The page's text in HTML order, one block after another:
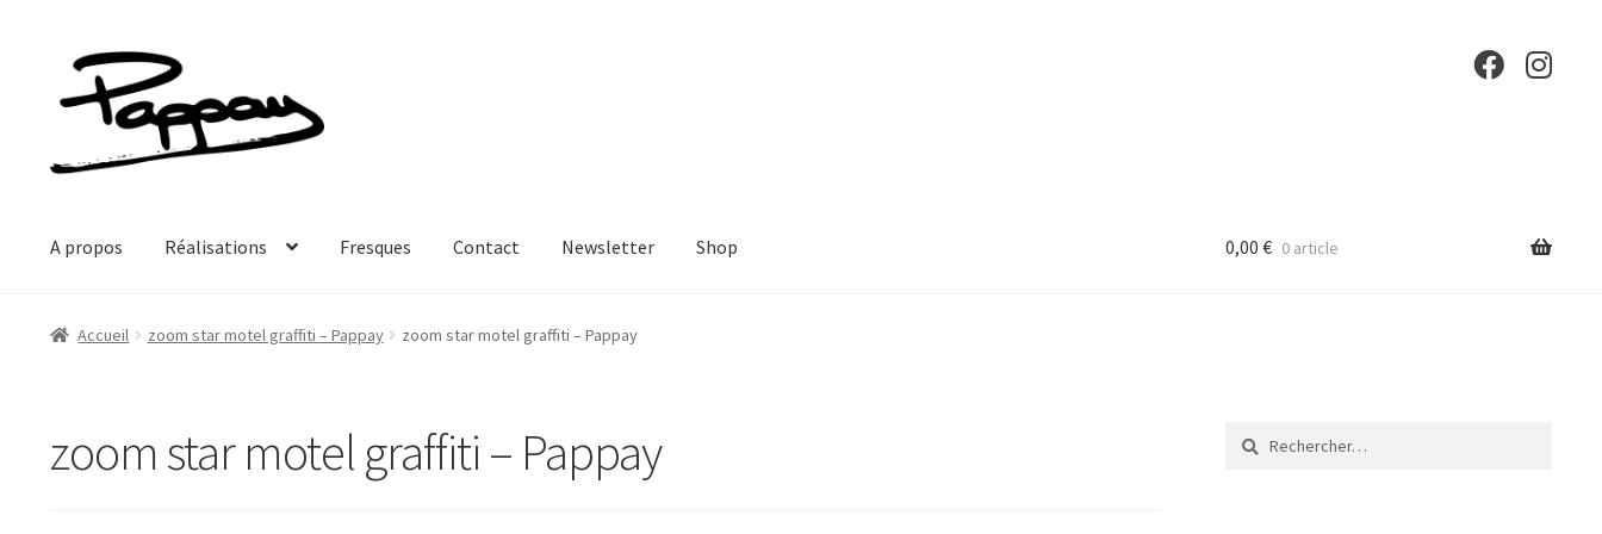
Aller
navigation
Aller
au
contenu
A propos Réalisations Fresques Contact Newsletter Shop 0,00€ 0 article
Accueil zoom star motel graffiti – Pappay zoom star motel graffiti – Pappay
zoom star motel graffiti – Pappay Rechercher :